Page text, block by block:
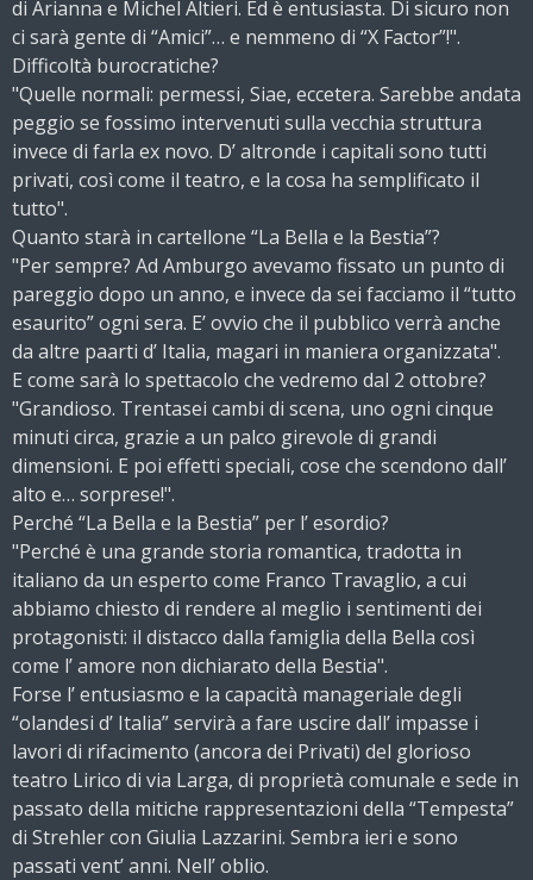
di Arianna e Michel Altieri. Ed è entusiasta. Di sicuro non
ci sarà gente di “Amici”… e nemmeno di “X Factor”!".
Difficoltà burocratiche?
"Quelle normali: permessi, Siae, eccetera. Sarebbe andata
peggio se fossimo intervenuti sulla vecchia struttura
invece di farla ex novo. D’ altronde i capitali sono tutti
privati, così come il teatro, e la cosa ha semplificato il
tutto".
Quanto starà in cartellone “La Bella e la Bestia”?
"Per sempre? Ad Amburgo avevamo fissato un punto di
pareggio dopo un anno, e invece da sei facciamo il “tutto
esaurito” ogni sera. E’ ovvio che il pubblico verrà anche
da altre paarti d’ Italia, magari in maniera organizzata".
E come sarà lo spettacolo che vedremo dal 2 ottobre?
"Grandioso. Trentasei cambi di scena, uno ogni cinque
minuti circa, grazie a un palco girevole di grandi
dimensioni. E poi effetti speciali, cose che scendono dall’
alto e… sorprese!".
Perché “La Bella e la Bestia” per l’ esordio?
"Perché è una grande storia romantica, tradotta in
italiano da un esperto come Franco Travaglio, a cui
abbiamo chiesto di rendere al meglio i sentimenti dei
protagonisti: il distacco dalla famiglia della Bella così
come l’ amore non dichiarato della Bestia".
Forse l’ entusiasmo e la capacità manageriale degli
“olandesi d’ Italia” servirà a fare uscire dall’ impasse i
lavori di rifacimento (ancora dei Privati) del glorioso
teatro Lirico di via Larga, di proprietà comunale e sede in
passato della mitiche rappresentazioni della “Tempesta”
di Strehler con Giulia Lazzarini. Sembra ieri e sono
passati vent’ anni. Nell’ oblio.